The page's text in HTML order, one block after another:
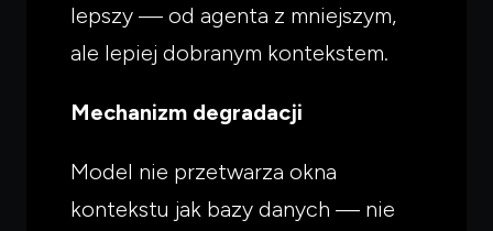
lepszy — od agenta z mniejszym,
ale lepiej dobranym kontekstem.
Mechanizm degradacji
Model nie przetwarza okna
kontekstu jak bazy danych — nie